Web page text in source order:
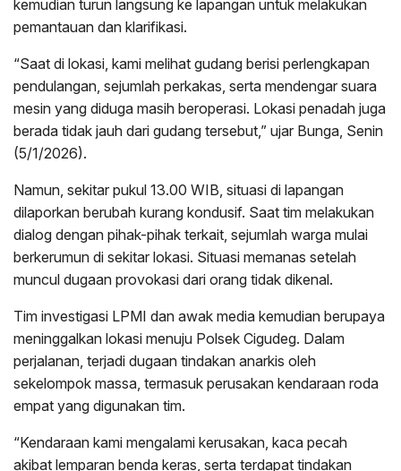
kemudian turun langsung ke lapangan untuk melakukan
pemantauan dan klarifikasi.
“Saat di lokasi, kami melihat gudang berisi perlengkapan
pendulangan, sejumlah perkakas, serta mendengar suara
mesin yang diduga masih beroperasi. Lokasi penadah juga
berada tidak jauh dari gudang tersebut,” ujar Bunga, Senin
(5/1/2026).
Namun, sekitar pukul 13.00 WIB, situasi di lapangan
dilaporkan berubah kurang kondusif. Saat tim melakukan
dialog dengan pihak-pihak terkait, sejumlah warga mulai
berkerumun di sekitar lokasi. Situasi memanas setelah
muncul dugaan provokasi dari orang tidak dikenal.
Tim investigasi LPMI dan awak media kemudian berupaya
meninggalkan lokasi menuju Polsek Cigudeg. Dalam
perjalanan, terjadi dugaan tindakan anarkis oleh
sekelompok massa, termasuk perusakan kendaraan roda
empat yang digunakan tim.
“Kendaraan kami mengalami kerusakan, kaca pecah
akibat lemparan benda keras, serta terdapat tindakan